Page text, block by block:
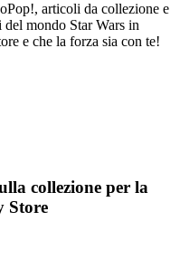
articoli da collezione e
mondo Star Wars in
e che la forza sia con te!
collezione per la
Store